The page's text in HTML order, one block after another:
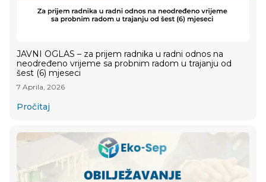
JAVNI OGLAS – za prijem radnika u radni odnos na
neodređeno vrijeme sa probnim radom u trajanju od
šest (6) mjeseci
7 Aprila, 2026
Pročitaj